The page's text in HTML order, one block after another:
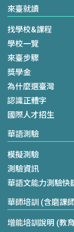
實境探索，
華語能力，
化意涵，建
來臺就讀
找學校&課程
學校一覽
來臺步驟
獎學金
為什麼選臺灣
認識正體字
國際人才招生
華語測驗
模擬測驗
測驗資訊
華語文能力測驗快
華師培訓 (含磨課
增能培訓說明 (教